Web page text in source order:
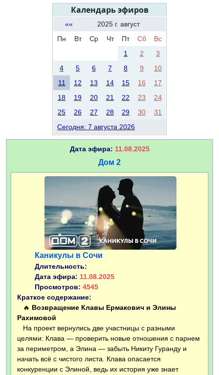
Календарь эфиров
««
2025 г. август
Пн
Вт Ср Чт Пт Сб
Вс
1
2
3
4
5 6 7 8 9
10
11
12 13 14 15 16
17
18
19 20 21 22 23
24
25
26 27 28 29 30
31
Сегодня: 7 августа 2026
Дата эфира: 11.08.2025
Дом 2
Каникулы в Сочи
Длительность:
Дата эфира: 11.08.2025
Просмотров: 4545
Краткое содержание:
🔥 Возвращение Клавы Ермакович и Элины
Рахимовой
На проект вернулись две участницы с разными
целями: Клава — проверить новые отношения с парнем
за периметром, а Элина — забыть Никиту Гуранду и
начать всё с чистого листа. Клава опасается
конкуренции с Элиной, ведь их история уже знает